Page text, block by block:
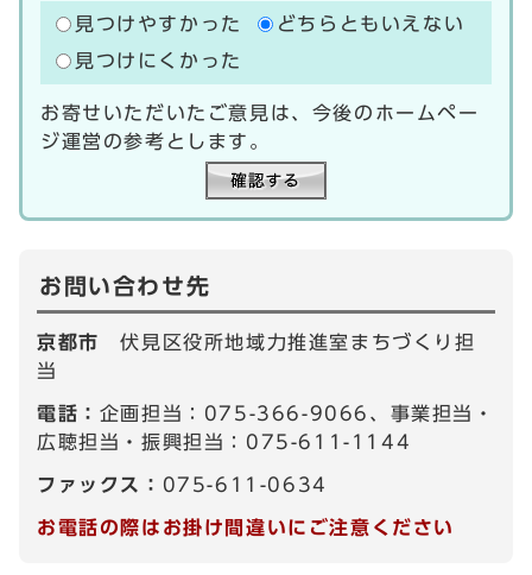
見つけやすかった
どちらともいえない
見つけにくかった
お寄せいただいたご意見は、今後のホームペー
ジ運営の参考とします。
お問い合わせ先
京都市伏見区役所地域力推進室まちづくり担
当
電話： 企画担当：075-366-9066、事業担当・
広聴担当・振興担当：075-611-1144
ファックス： 075-611-0634
お電話の際はお掛け間違いにご注意ください